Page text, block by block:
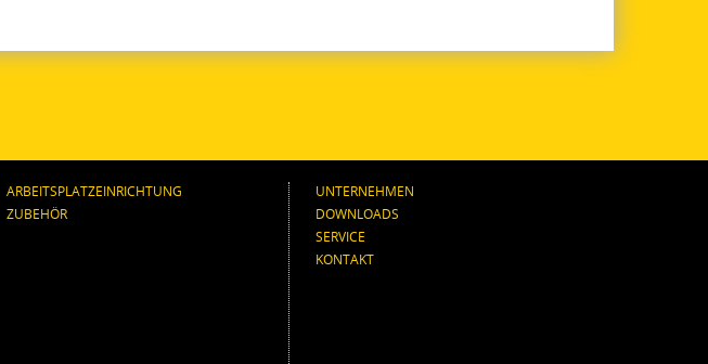
ARBEITSPLATZEINRICHTUNG
ZUBEHÖR
UNTERNEHMEN
DOWNLOADS
SERVICE
KONTAKT